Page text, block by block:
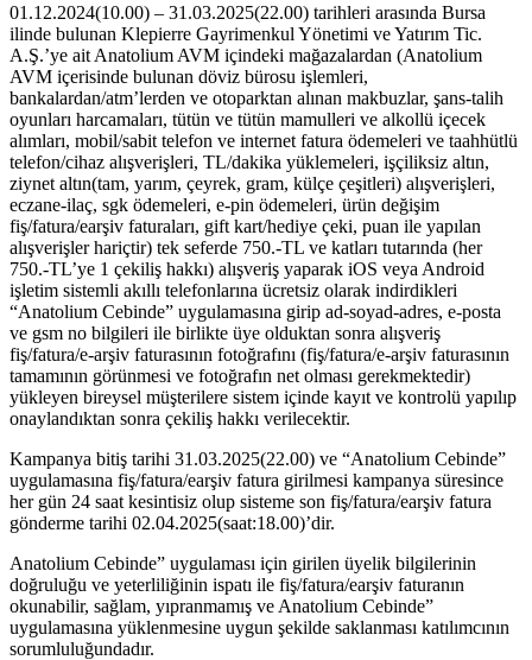
01.12.2024(10.00) – 31.03.2025(22.00) tarihleri arasında Bursa
ilinde bulunan Klepierre Gayrimenkul Yönetimi ve Yatırım Tic.
A.Ş.’ye ait Anatolium AVM içindeki mağazalardan (Anatolium
AVM içerisinde bulunan döviz bürosu işlemleri,
bankalardan/atm’lerden ve otoparktan alınan makbuzlar, şans-talih
oyunları harcamaları, tütün ve tütün mamulleri ve alkollü içecek
alımları, mobil/sabit telefon ve internet fatura ödemeleri ve taahhütlü
telefon/cihaz alışverişleri, TL/dakika yüklemeleri, işçiliksiz altın,
ziynet altın(tam, yarım, çeyrek, gram, külçe çeşitleri) alışverişleri,
eczane-ilaç, sgk ödemeleri, e-pin ödemeleri, ürün değişim
fiş/fatura/earşiv faturaları, gift kart/hediye çeki, puan ile yapılan
alışverişler hariçtir) tek seferde 750.-TL ve katları tutarında (her
750.-TL’ye 1 çekiliş hakkı) alışveriş yaparak iOS veya Android
işletim sistemli akıllı telefonlarına ücretsiz olarak indirdikleri
“Anatolium Cebinde” uygulamasına girip ad-soyad-adres, e-posta
ve gsm no bilgileri ile birlikte üye olduktan sonra alışveriş
fiş/fatura/e-arşiv faturasının fotoğrafını (fiş/fatura/e-arşiv faturasının
tamamının görünmesi ve fotoğrafın net olması gerekmektedir)
yükleyen bireysel müşterilere sistem içinde kayıt ve kontrolü yapılıp
onaylandıktan sonra çekiliş hakkı verilecektir.
Kampanya bitiş tarihi 31.03.2025(22.00) ve “Anatolium Cebinde”
uygulamasına fiş/fatura/earşiv fatura girilmesi kampanya süresince
her gün 24 saat kesintisiz olup sisteme son fiş/fatura/earşiv fatura
gönderme tarihi 02.04.2025(saat:18.00)’dir.
Anatolium Cebinde” uygulaması için girilen üyelik bilgilerinin
doğruluğu ve yeterliliğinin ispatı ile fiş/fatura/earşiv faturanın
okunabilir, sağlam, yıpranmamış ve Anatolium Cebinde”
uygulamasına yüklenmesine uygun şekilde saklanması katılımcının
sorumluluğundadır.